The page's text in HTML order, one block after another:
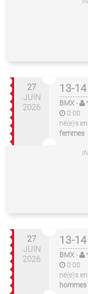
27
JUIN
2026
13-
BMX-
0:00
né(e)s
femmes
27
JUIN
2026
13-
BMX-
0:00
né(e)s
hommes